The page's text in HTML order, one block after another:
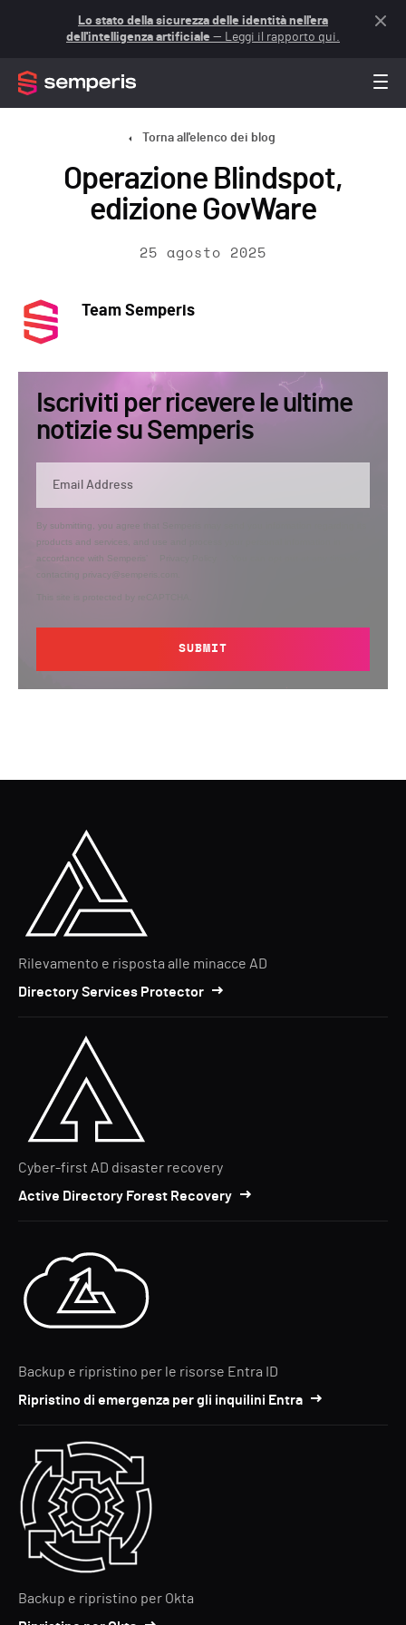
Lo stato della sicurezza delle identità nell'era
dell'intelligenza artificiale — Leggi il rapporto qui.
Torna all'elenco dei blog
Operazione Blindspot,
edizione GovWare
25 agosto 2025
Team Semperis
Iscriviti per ricevere le ultime
notizie su Semperis
By submitting, you agree that Semperis may send you information regarding its
products and services, and use and process your personal information in
accordance with Semperis’
contacting privacy@semperis.com.
This site is protected by reCAPTCHA.
SUBMIT
Rilevamento e risposta alle minacce AD
Directory Services Protector
Cyber-first AD disaster recovery
Active Directory Forest Recovery
Backup e ripristino per le risorse Entra ID
Ripristino di emergenza per gli inquilini Entra
Backup e ripristino per Okta